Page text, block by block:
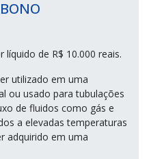
de R$ 10.000 reais.
utilizado em uma
ou usado para tubulações
de fluidos como gás e
a elevadas temperaturas
adquirido em uma